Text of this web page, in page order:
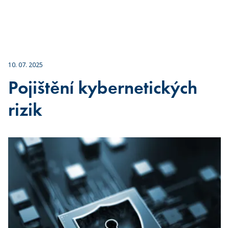
10. 07. 2025
Pojištění kybernetických
rizik